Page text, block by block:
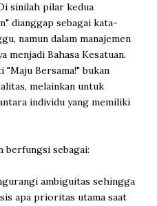
sinilah pilar kedua
dianggap sebagai kata-
namun dalam manajemen
menjadi Bahasa Kesatuan.
Bersama!" bukan
melainkan untuk
individu yang memiliki
berfungsi sebagai:
ambiguitas sehingga
apa prioritas utama saat